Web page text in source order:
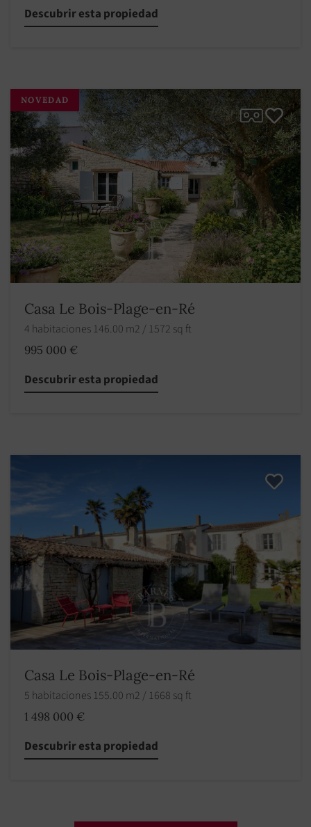
Descubrir esta propiedad
NOVEDAD
Casa Le Bois-Plage-en-Ré
4 habitaciones 146.00 m2 / 1572 sq ft
995 000 €
Descubrir esta propiedad
Casa Le Bois-Plage-en-Ré
5 habitaciones 155.00 m2 / 1668 sq ft
1 498 000 €
Descubrir esta propiedad